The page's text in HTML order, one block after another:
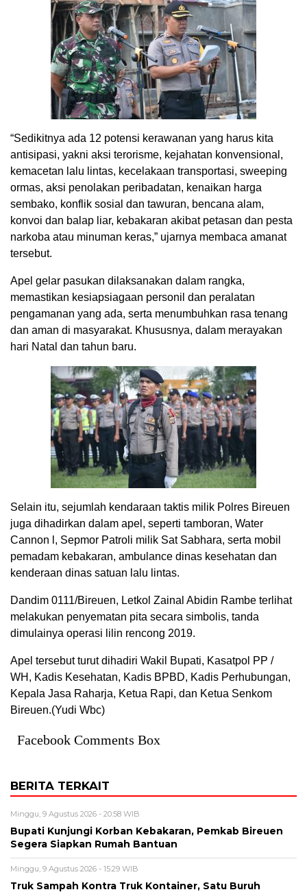
“Sedikitnya ada 12 potensi kerawanan yang harus kita
antisipasi, yakni aksi terorisme, kejahatan konvensional,
kemacetan lalu lintas, kecelakaan transportasi, sweeping
ormas, aksi penolakan peribadatan, kenaikan harga
sembako, konflik sosial dan tawuran, bencana alam,
konvoi dan balap liar, kebakaran akibat petasan dan pesta
narkoba atau minuman keras,” ujarnya membaca amanat
tersebut.
Apel gelar pasukan dilaksanakan dalam rangka,
memastikan kesiapsiagaan personil dan peralatan
pengamanan yang ada, serta menumbuhkan rasa tenang
dan aman di masyarakat. Khususnya, dalam merayakan
hari Natal dan tahun baru.
Selain itu, sejumlah kendaraan taktis milik Polres Bireuen
juga dihadirkan dalam apel, seperti tamboran, Water
Cannon l, Sepmor Patroli milik Sat Sabhara, serta mobil
pemadam kebakaran, ambulance dinas kesehatan dan
kenderaan dinas satuan lalu lintas.
Dandim 0111/Bireuen, Letkol Zainal Abidin Rambe terlihat
melakukan penyematan pita secara simbolis, tanda
dimulainya operasi lilin rencong 2019.
Apel tersebut turut dihadiri Wakil Bupati, Kasatpol PP /
WH, Kadis Kesehatan, Kadis BPBD, Kadis Perhubungan,
Kepala Jasa Raharja, Ketua Rapi, dan Ketua Senkom
Bireuen.(Yudi Wbc)
Facebook Comments Box
BERITA TERKAIT
Minggu, 9 Agustus 2026 - 20:58 WIB
Bupati Kunjungi Korban Kebakaran, Pemkab Bireuen
Segera Siapkan Rumah Bantuan
Minggu, 9 Agustus 2026 - 15:29 WIB
Truk Sampah Kontra Truk Kontainer, Satu Buruh